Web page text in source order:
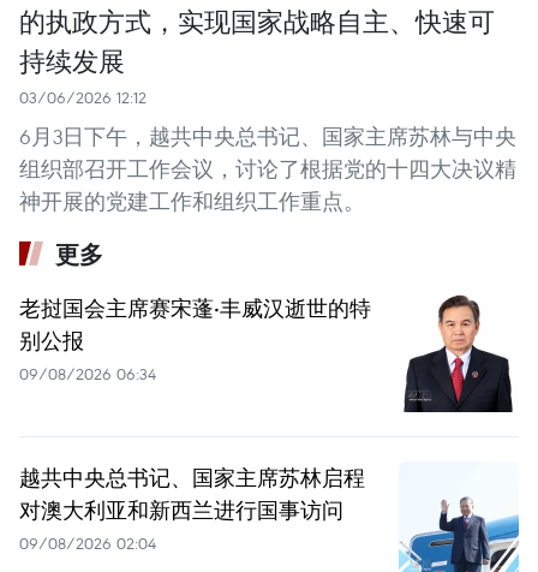
的执政方式，实现国家战略自主、快速可
持续发展
03/06/2026 12:12
6月3日下午，越共中央总书记、国家主席苏林与中央
组织部召开工作会议，讨论了根据党的十四大决议精
神开展的党建工作和组织工作重点。
更多
老挝国会主席赛宋蓬·丰威汉逝世的特
别公报
09/08/2026 06:34
越共中央总书记、国家主席苏林启程
对澳大利亚和新西兰进行国事访问
09/08/2026 02:04